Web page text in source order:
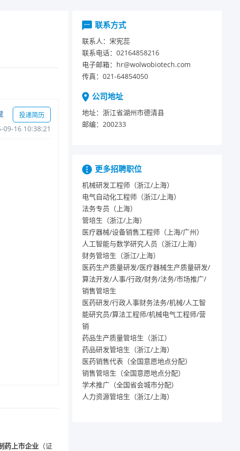
投递简历
09-1610:38:21
药上市企业（证
联系方式
联系人： 宋宪蕊
联系电话： 02164858216
电子邮箱： hr@wolwobiotech.com
传真： 021-64854050
公司地址
地址： 浙江省湖州市德清县
邮编： 200233
更多招聘职位
机械研发工程师（浙江/上海）
电气自动化工程师（浙江/上海）
法务专员（上海）
管培生（浙江/上海）
医疗器械/设备销售工程师（上海/广州）
人工智能与数学研究人员（浙江/上海）
财务管培生（浙江/上海）
医药生产质量研发/医疗器械生产质量研发/
算法开发/人事/行政/财务/法务/市场推广/
销售管培生
医药研发/行政人事财务法务/机械/人工智
能研究员/算法工程师/机械电气工程师/营
销
药品生产质量管培生（浙江）
药品研发管培生（浙江/上海）
医药销售代表（全国意愿地点分配）
销售管培生（全国意愿地点分配）
学术推广（全国省会城市分配）
人力资源管培生（浙江/上海）